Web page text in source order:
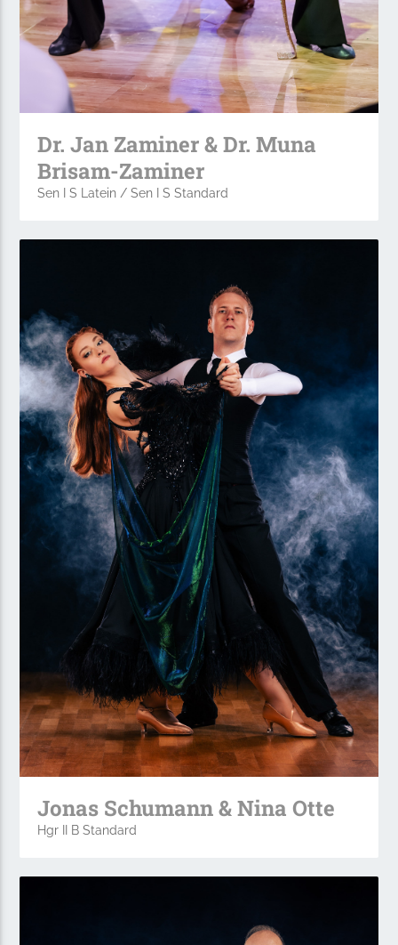
Dr. Jan Zaminer & Dr. Muna
Brisam-Zaminer
Sen I S Latein / Sen I S Standard
Jonas Schumann & Nina Otte
Hgr II B Standard